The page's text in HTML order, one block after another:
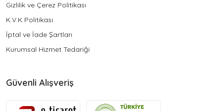
Gizlilik ve Çerez Politikası
K.V.K Politikası
İptal ve İade Şartları
Kurumsal Hizmet Tedariği
Güvenli Alışveriş